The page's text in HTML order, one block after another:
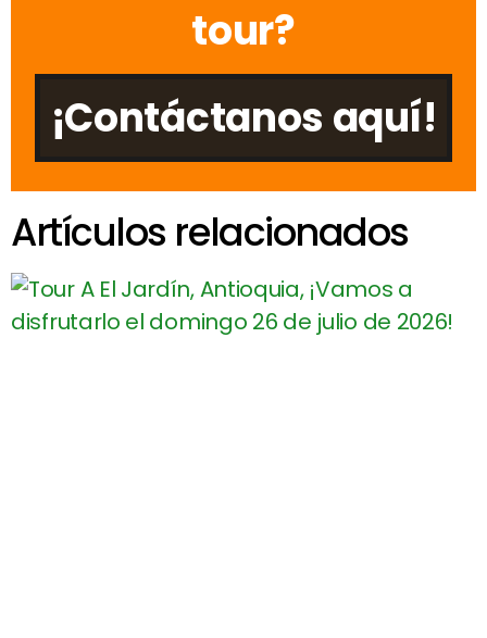
tour?
¡Contáctanos aquí!
Artículos relacionados